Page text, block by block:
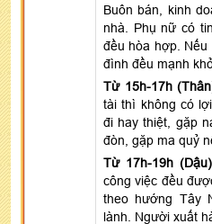
Buôn bán, kinh
nhà. Phụ nữ có
đều hòa hợp. Nếu
đình đều mạnh
Từ 15h-17h
tài thì không có
đi hay thiệt, gặp
đòn, gặp ma quỷ
Từ 17h-19h
công việc đều
theo hướng Tây
lành. Người xuất